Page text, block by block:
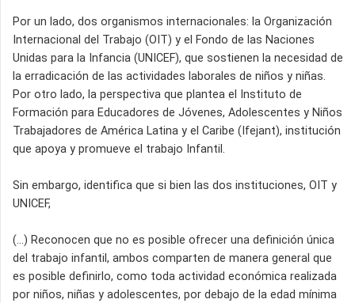
Por un lado, dos organismos internacionales: la Organización
Internacional del Trabajo (OIT) y el Fondo de las Naciones
Unidas para la Infancia (UNICEF), que sostienen la necesidad de
la erradicación de las actividades laborales de niños y niñas.
Por otro lado, la perspectiva que plantea el Instituto de
Formación para Educadores de Jóvenes, Adolescentes y Niños
Trabajadores de América Latina y el Caribe (Ifejant), institución
que apoya y promueve el trabajo Infantil.
Sin embargo, identifica que si bien las dos instituciones, OIT y
UNICEF,
(…) Reconocen que no es posible ofrecer una definición única
del trabajo infantil, ambos comparten de manera general que
es posible definirlo, como toda actividad económica realizada
por niños, niñas y adolescentes, por debajo de la edad mínima